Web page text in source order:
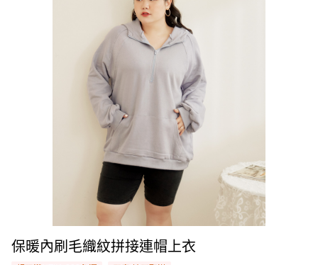
保暖內刷毛織紋拼接連帽上衣